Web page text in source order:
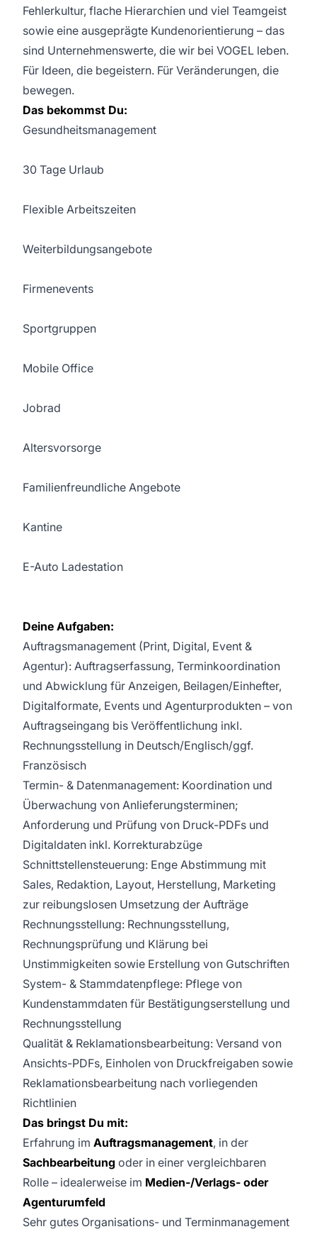
Fehlerkultur, flache Hierarchien und viel Teamgeist
sowie eine ausgeprägte Kundenorientierung – das
sind Unternehmenswerte, die wir bei VOGEL leben.
Für Ideen, die begeistern. Für Veränderungen, die
bewegen.
Das bekommst Du:
Gesundheitsmanagement
30 Tage Urlaub
Flexible Arbeitszeiten
Weiterbildungsangebote
Firmenevents
Sportgruppen
Mobile Office
Jobrad
Altersvorsorge
Familienfreundliche Angebote
Kantine
E-Auto Ladestation
Deine Aufgaben:
Auftragsmanagement (Print, Digital, Event &
Agentur): Auftragserfassung, Terminkoordination
und Abwicklung für Anzeigen, Beilagen/Einhefter,
Digitalformate, Events und Agenturprodukten – von
Auftragseingang bis Veröffentlichung inkl.
Rechnungsstellung in Deutsch/Englisch/ggf.
Französisch
Termin- & Datenmanagement: Koordination und
Überwachung von Anlieferungsterminen;
Anforderung und Prüfung von Druck-PDFs und
Digitaldaten inkl. Korrekturabzüge
Schnittstellensteuerung: Enge Abstimmung mit
Sales, Redaktion, Layout, Herstellung, Marketing
zur reibungslosen Umsetzung der Aufträge
Rechnungsstellung: Rechnungsstellung,
Rechnungsprüfung und Klärung bei
Unstimmigkeiten sowie Erstellung von Gutschriften
System- & Stammdatenpflege: Pflege von
Kundenstammdaten für Bestätigungserstellung und
Rechnungsstellung
Qualität & Reklamationsbearbeitung: Versand von
Ansichts-PDFs, Einholen von Druckfreigaben sowie
Reklamationsbearbeitung nach vorliegenden
Richtlinien
Das bringst Du mit:
Erfahrung im Auftragsmanagement, in der
Sachbearbeitung oder in einer vergleichbaren
Rolle – idealerweise im Medien-/Verlags- oder
Agenturumfeld
Sehr gutes Organisations- und Terminmanagement